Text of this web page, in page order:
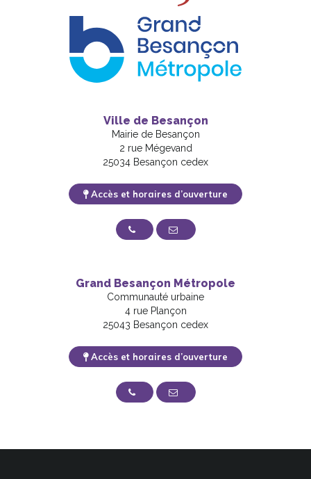
Ville de Besançon
Mairie de Besançon
2 rue Mégevand
25034 Besançon cedex
Accès et horaires d’ouverture
03 81 61 50 50Nous contacter
Grand Besançon Métropole
Communauté urbaine
4 rue Plançon
25043 Besançon cedex
Accès et horaires d’ouverture
03 81 87 88 89Nous contacter